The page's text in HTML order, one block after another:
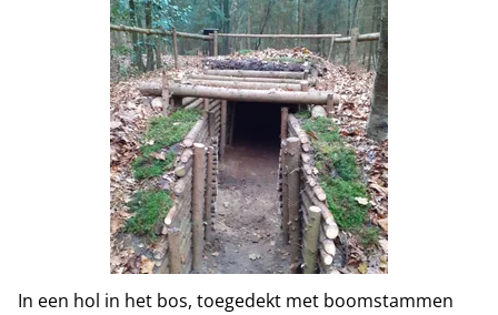
In een hol in het bos, toegedekt met boomstammen